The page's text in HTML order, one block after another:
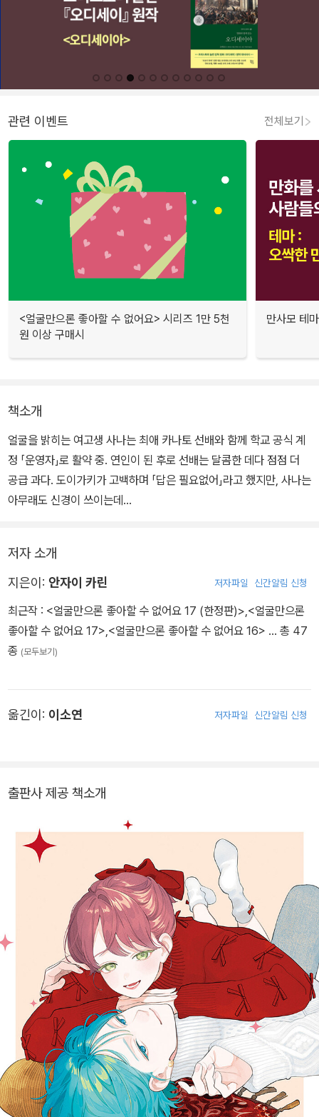
관련 이벤트 전체보기
<얼굴만으론 좋아할 수 없어요> 시리즈 1만 5천
원 이상 구매시
만사모 테
책소개
얼굴을 밝히는 여고생 사나는 최애 카나토 선배와 함께 학교 공식 계
정 「운영자」로 활약 중. 연인이 된 후로 선배는 달콤한 데다 점점 더
공급 과다. 도이가키가 고백하며 「답은 필요없어」라고 했지만, 사나는
아무래도 신경이 쓰이는데…
저자 소개
지은이: 안자이 카린 저자파일 신간알림 신청
최근작 : <얼굴만으론 좋아할 수 없어요 17 (한정판)>,<얼굴만으론
좋아할 수 없어요 17>,<얼굴만으론 좋아할 수 없어요 16> … 총 47
종 (모두보기)
옮긴이: 이소연 저자파일 신간알림 신청
출판사 제공 책소개